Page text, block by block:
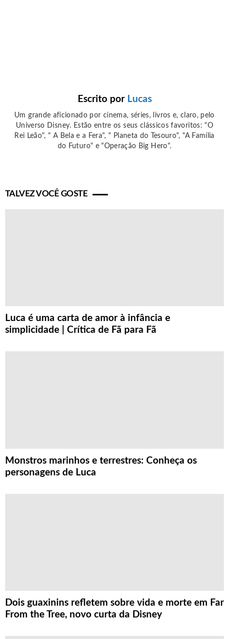
Escrito por Lucas
Um grande aficionado por cinema, séries, livros e, claro, pelo
Universo Disney. Estão entre os seus clássicos favoritos: "O
Rei Leão", " A Bela e a Fera", " Planeta do Tesouro", "A Família
do Futuro" e "Operação Big Hero".
TALVEZ VOCÊ GOSTE
Luca é uma carta de amor à infância e
simplicidade | Crítica de Fã para Fã
Monstros marinhos e terrestres: Conheça os
personagens de Luca
Dois guaxinins refletem sobre vida e morte em Far
From the Tree, novo curta da Disney